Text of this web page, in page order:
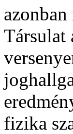
Társulat
fizika